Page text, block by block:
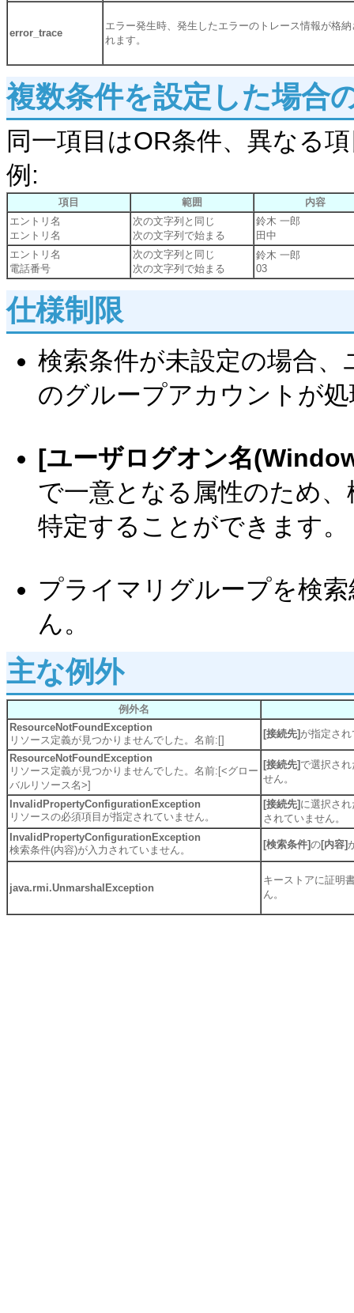
error_trace
エラー発生時、発生したエラーのトレース情報が格納
れます。
複数条件を設定した場合
同一項目はOR条件、異なる
例:
項目 範囲
内容
エントリ名
エントリ名
次の文字列と同じ
次の文字列で始まる
鈴木 一郎
田中
エントリ名
電話番号
次の文字列と同じ
次の文字列で始まる
鈴木 一郎
03
仕様制限
検索条件が未設定の場合
のグループアカウントが
[ユーザログオン名
で一意となる属性のため
特定することができます。
プライマリグループを検
ん。
主な例外
例外名
ResourceNotFoundException
リソース定義が見つかりませんでした。名前:[]
[接続先] が指定さ
ResourceNotFoundException
リソース定義が見つかりませんでした。名前:[<グロー
バルリソース名>]
[接続先] で選択さ
せん。
InvalidPropertyConfigurationException
リソースの必須項目が指定されていません。
[接続先] に選択さ
されていません。
InvalidPropertyConfigurationException
検索条件(内容)が入力されていません。
[検索条件]の[内容]
java.rmi.UnmarshalException
キーストアに証明
ん。